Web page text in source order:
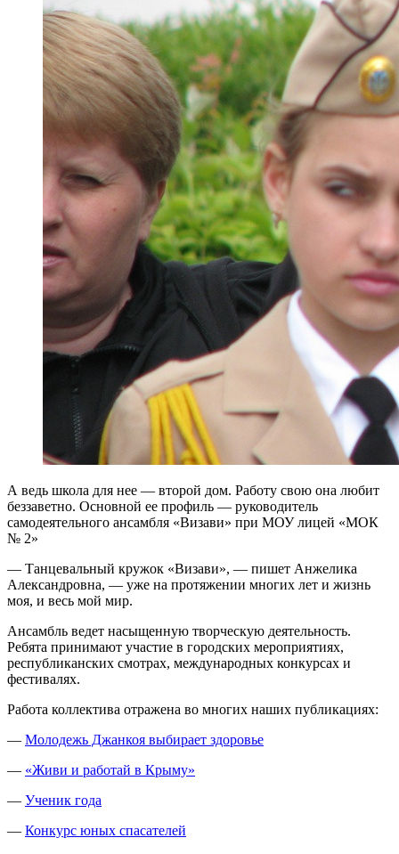
А ведь школа для нее — второй дом. Работу свою она любит
беззаветно. Основной ее профиль — руководитель
самодеятельного ансамбля «Визави» при МОУ лицей «МОК
№ 2»
— Танцевальный кружок «Визави», — пишет Анжелика
Александровна, — уже на протяжении многих лет и жизнь
моя, и весь мой мир.
Ансамбль ведет насыщенную творческую деятельность.
Ребята принимают участие в городских мероприятиях,
республиканских смотрах, международных конкурсах и
фестивалях.
Работа коллектива отражена во многих наших публикациях:
— Молодежь Джанкоя выбирает здоровье
— «Живи и работай в Крыму»
— Ученик года
— Конкурс юных спасателей